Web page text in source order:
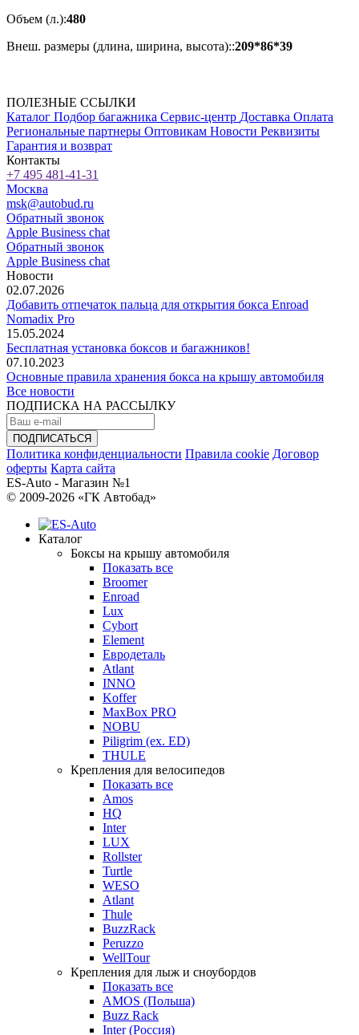
Объем (л.):480
Внеш. размеры (длина, ширина, высота)::209*86*39
ПОЛЕЗНЫЕ ССЫЛКИ
Каталог Подбор багажника Сервис-центр Доставка Оплата
Региональные партнеры Оптовикам Новости Реквизиты
Гарантия и возврат
Контакты
+7 495 481-41-31
Москва
msk@autobud.ru
Обратный звонок
Apple Business chat
Обратный звонок
Apple Business chat
Новости
02.07.2026
Добавить отпечаток пальца для открытия бокса Enroad
Nomadix Pro
15.05.2024
Бесплатная установка боксов и багажников!
07.10.2023
Основные правила хранения бокса на крышу автомобиля
Все новости
ПОДПИСКА НА РАССЫЛКУ
Политика конфиденциальности Правила cookie Договор
оферты Карта сайта
ES-Auto - Магазин №1
© 2009-2026 «ГК Автобад»
Каталог
Боксы на крышу автомобиля
Показать все
Broomer
Enroad
Lux
Cybort
Element
Евродеталь
Atlant
INNO
Koffer
MaxBox PRO
NOBU
Piligrim (ex. ED)
THULE
Крепления для велосипедов
Показать все
Amos
HQ
Inter
LUX
Rollster
Turtle
WESO
Atlant
Thule
BuzzRack
Peruzzo
WellTour
Крепления для лыж и сноубордов
Показать все
AMOS (Польша)
Buzz Rack
Inter (Россия)